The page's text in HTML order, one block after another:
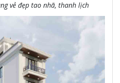
vẻ đẹp tao nhã, thanh lịch